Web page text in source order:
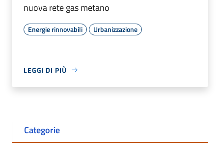
nuova rete gas metano
Energie rinnovabili Urbanizzazione
LEGGI DI PIÙ
Categorie